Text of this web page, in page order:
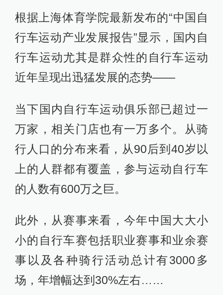
根据上海体育学院最新发布的“中国自
行车运动产业发展报告”显示，国内自
行车运动尤其是群众性的自行车运动
近年呈现出迅猛发展的态势——
当下国内自行车运动俱乐部已超过一
万家，相关门店也有一万多个。从骑
行人口的分布来看，从90后到40岁以
上的人群都有覆盖，参与运动自行车
的人数有600万之巨。
此外，从赛事来看，今年中国大大小
小的自行车赛包括职业赛事和业余赛
事以及各种骑行活动总计有3000多
场，年增幅达到30%左右……